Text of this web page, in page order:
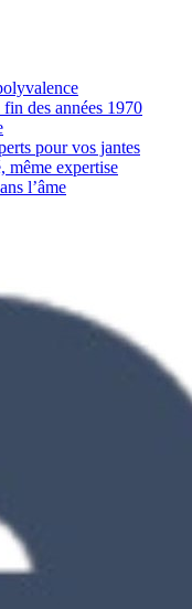
des années 1970
pour vos jantes
expertise
l’âme